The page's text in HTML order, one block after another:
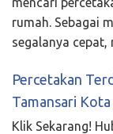
rumah. Sebagai
segalanya
Percetakan
Tamansari
Klik Sekarang!